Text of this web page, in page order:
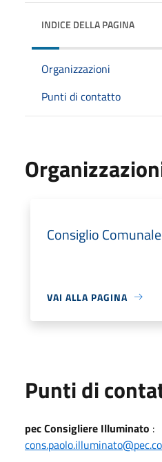
INDICE DELLA PAGINA
Organizzazioni
Punti di contatto
Consiglio Comunale
VAI ALLA PAGINA
Punti di
pec Consigliere Illuminato :